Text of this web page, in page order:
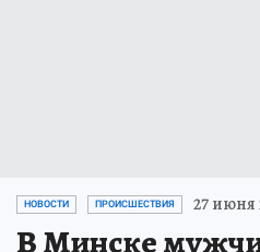
НОВОСТИ ПРОИСШЕСТВИЯ 27 июня
В Минске